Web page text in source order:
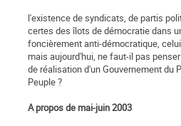
l'existence de syndicats, de partis
certes des îlots de démocratie dans
foncièrement anti-démocratique,
mais aujourd'hui, ne faut-il pas
de réalisation d'un Gouvernement du
Peuple ?
A propos de mai-juin 2003